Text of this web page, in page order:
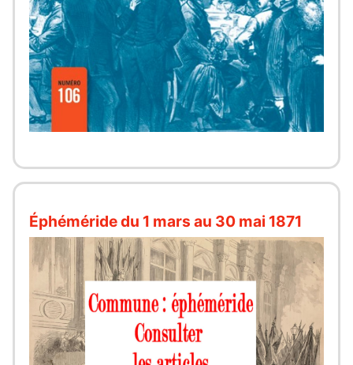
Éphéméride du 1 mars au 30 mai 1871